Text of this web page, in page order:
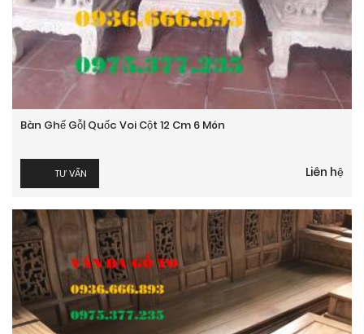
Bàn Ghế Gỗ| Quốc Voi Cột 12 Cm 6 Món
TƯ VẤN Liên hệ